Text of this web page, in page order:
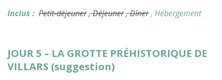
Inclus : Petit-déjeuner, Déjeuner, Dîner, Hébergement
JOUR 5 – LA GROTTE PRÉHISTORIQUE DE
VILLARS (suggestion)